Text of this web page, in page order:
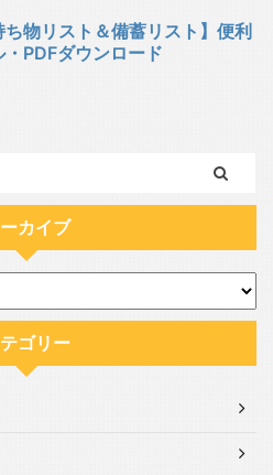
ち物リスト＆備蓄リスト】便利
PDFダウンロード
カイブ
ゴリー